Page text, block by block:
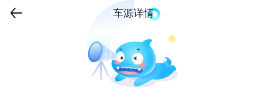
车源详情